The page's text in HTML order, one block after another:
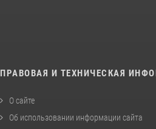
ПРАВОВАЯ И ТЕХНИЧЕСКАЯ
О сайте
Об использовании информации сайта